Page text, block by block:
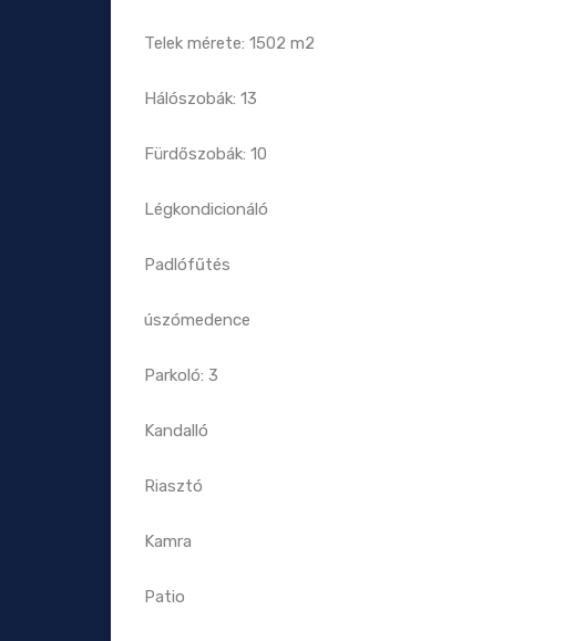
Telek mérete: 1502 m2
Hálószobák: 13
Fürdőszobák: 10
Légkondicionáló
Padlófűtés
úszómedence
Parkoló: 3
Kandalló
Riasztó
Kamra
Patio